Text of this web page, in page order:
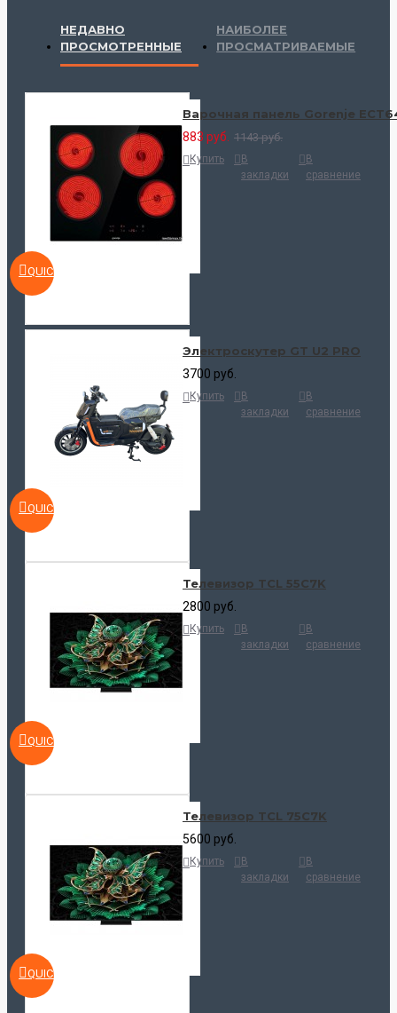
НЕДАВНО
ПРОСМОТРЕННЫЕ
НАИБОЛЕЕ
ПРОСМАТРИВАЕМЫЕ
QUICKVIEW
Варочная панель Gorenje
883 руб. 1143 руб.
Купить
В
закладки
В
сравнение
QUICKVIEW
Электроскутер GT U2 PRO
3700 руб.
Купить
В
закладки
В
сравнение
QUICKVIEW
Телевизор TCL 55C7K
2800 руб.
Купить
В
закладки
В
сравнение
QUICKVIEW
Телевизор TCL 75C7K
5600 руб.
Купить
В
закладки
В
сравнение